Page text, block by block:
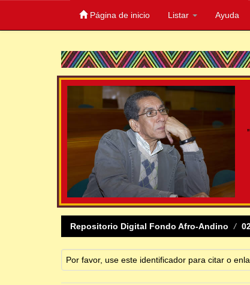
Página de inicio Listar Ayuda
Repositorio Digital Fondo Afro-Andino
Por favor, use este identificador para citar o